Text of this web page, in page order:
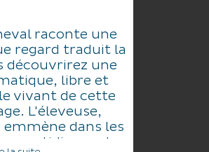
raconte une
regard traduit la
découvrirez une
libre et
vivant de cette
L'éleveuse,
dans les
quotidien, entre